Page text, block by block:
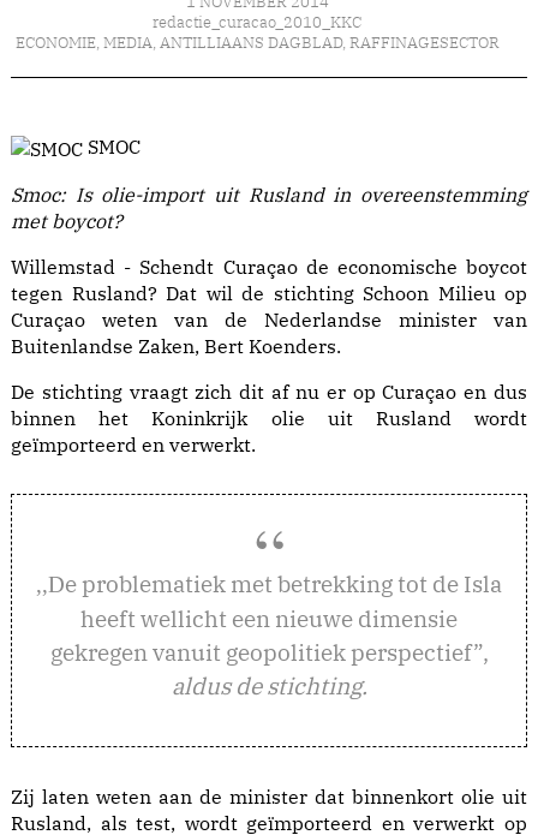
redactie_curacao_2010_KKC
ECONOMIE, MEDIA, ANTILLIAANS DAGBLAD, RAFFINAGESECTOR
SMOC
Smoc: Is olie-import uit Rusland in overeenstemming
met boycot?
Willemstad - Schendt Curaçao de economische boycot
tegen Rusland? Dat wil de stichting Schoon Milieu op
Curaçao weten van de Nederlandse minister van
Buitenlandse Zaken, Bert Koenders.
De stichting vraagt zich dit af nu er op Curaçao en dus
binnen het Koninkrijk olie uit Rusland wordt
geïmporteerd en verwerkt.
,,De problematiek met betrekking tot de Isla
heeft wellicht een nieuwe dimensie
gekregen vanuit geopolitiek perspectief”,
aldus de stichting.
Zij laten weten aan de minister dat binnenkort olie uit
Rusland, als test, wordt geïmporteerd en verwerkt op